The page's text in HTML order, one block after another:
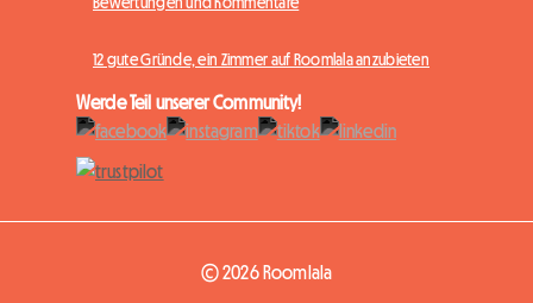
12 gute Gründe, ein Zimmer auf Roomlala anzubieten
Werde Teil unserer Community!
© 2026 Roomlala